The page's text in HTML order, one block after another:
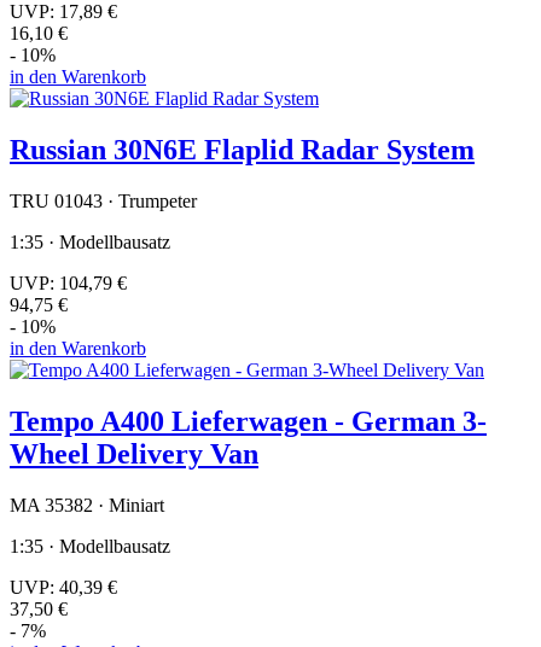
UVP: 17,89 €
16,10 €
- 10%
in den Warenkorb
Russian 30N6E Flaplid Radar System
TRU 01043 · Trumpeter
1:35 · Modellbausatz
UVP: 104,79 €
94,75 €
- 10%
in den Warenkorb
Tempo A400 Lieferwagen - German 3-
Wheel Delivery Van
MA 35382 · Miniart
1:35 · Modellbausatz
UVP: 40,39 €
37,50 €
- 7%